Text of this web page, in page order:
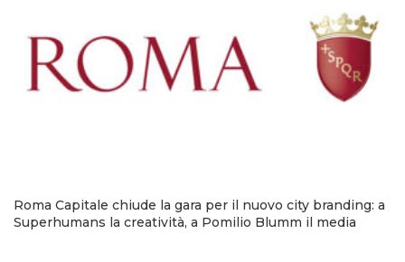
Roma Capitale chiude la gara per il nuovo city branding: a
Superhumans la creatività, a Pomilio Blumm il media